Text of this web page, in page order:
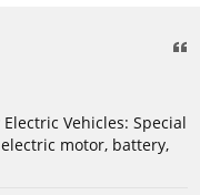
Vehicles: Special
motor, battery,